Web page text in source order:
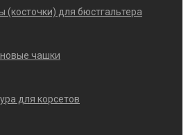
(косточки) для бюстгальтера
чашки
для корсетов